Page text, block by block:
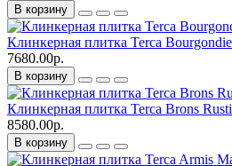
В корзину
Клинкерная плитка Terca Bourgondie
7680.00р.
В корзину
Клинкерная плитка Terca Brons
8580.00р.
В корзину